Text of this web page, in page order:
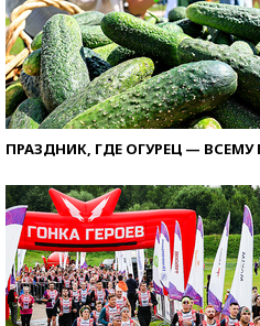
ПРАЗДНИК, ГДЕ ОГУРЕЦ — ВСЕМУ